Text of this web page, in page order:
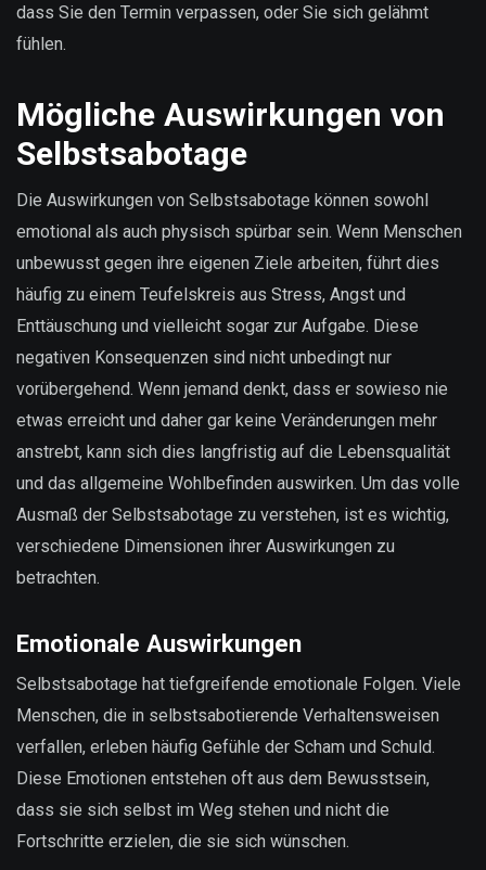
dass Sie den Termin verpassen, oder Sie sich gelähmt
fühlen.
Mögliche Auswirkungen von
Selbstsabotage
Die Auswirkungen von Selbstsabotage können sowohl
emotional als auch physisch spürbar sein. Wenn Menschen
unbewusst gegen ihre eigenen Ziele arbeiten, führt dies
häufig zu einem Teufelskreis aus Stress, Angst und
Enttäuschung und vielleicht sogar zur Aufgabe. Diese
negativen Konsequenzen sind nicht unbedingt nur
vorübergehend. Wenn jemand denkt, dass er sowieso nie
etwas erreicht und daher gar keine Veränderungen mehr
anstrebt, kann sich dies langfristig auf die Lebensqualität
und das allgemeine Wohlbefinden auswirken. Um das volle
Ausmaß der Selbstsabotage zu verstehen, ist es wichtig,
verschiedene Dimensionen ihrer Auswirkungen zu
betrachten.
Emotionale Auswirkungen
Selbstsabotage hat tiefgreifende emotionale Folgen. Viele
Menschen, die in selbstsabotierende Verhaltensweisen
verfallen, erleben häufig Gefühle der Scham und Schuld.
Diese Emotionen entstehen oft aus dem Bewusstsein,
dass sie sich selbst im Weg stehen und nicht die
Fortschritte erzielen, die sie sich wünschen.